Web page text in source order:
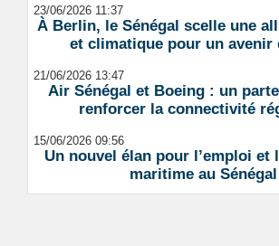
23/06/2026 11:37
À Berlin, le Sénégal scelle une
et climatique pour un avenir
21/06/2026 13:47
Air Sénégal et Boeing : un
renforcer la connectivité
15/06/2026 09:56
Un nouvel élan pour l’emploi et
maritime au Sénégal